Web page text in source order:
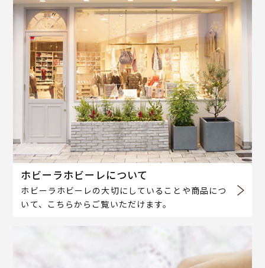
ホビーラホビーレについて
ホビーラホビーレの大切にしていることや商品につ
いて、こちらからご覧いただけます。